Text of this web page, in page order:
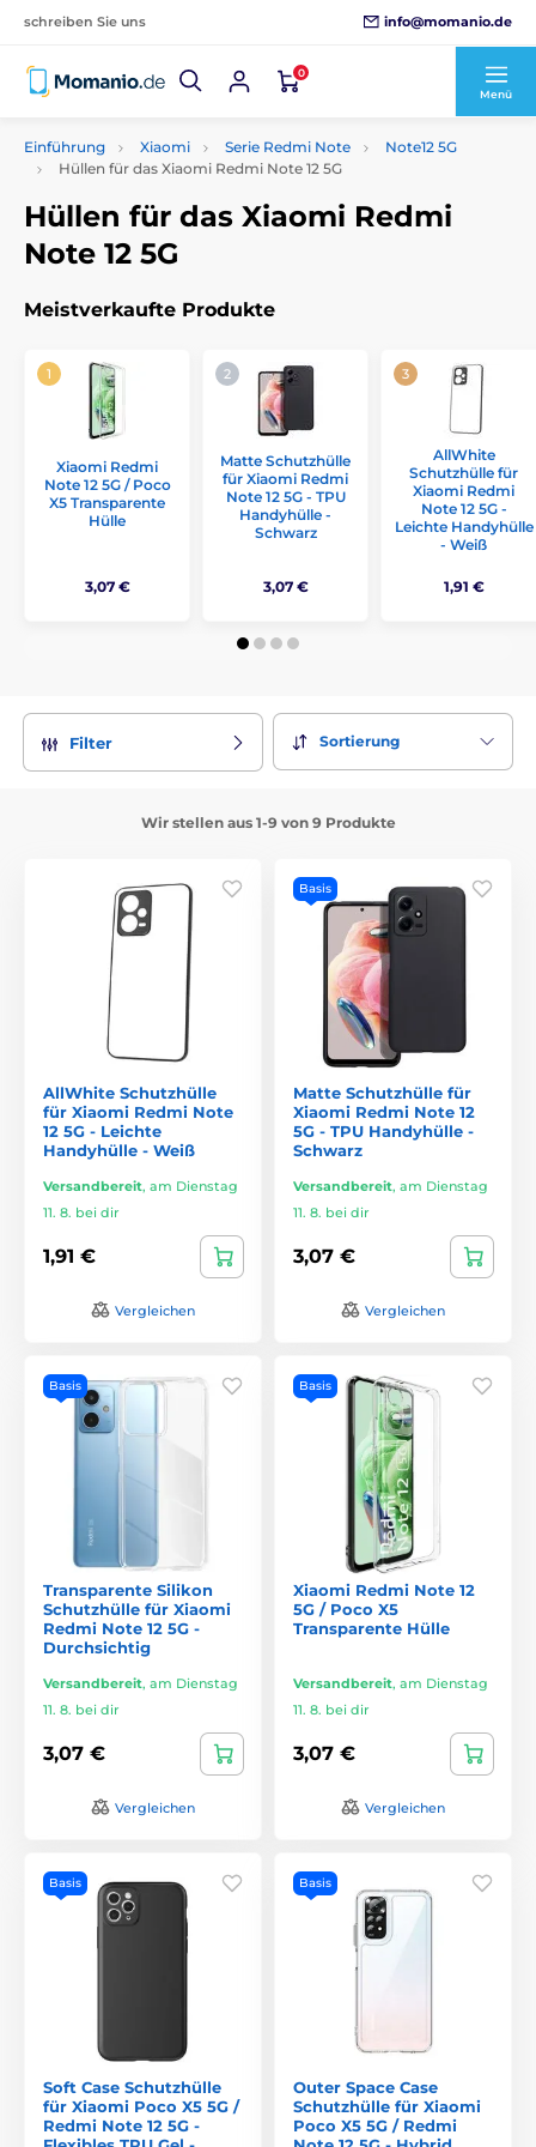
schreiben Sie uns info@momanio.de
0
Menü
Einführung Xiaomi Serie Redmi Note
Note12 5G
Hüllen für das Xiaomi Redmi Note 12 5G
Hüllen für das Xiaomi Redmi
Note 12 5G
Meistverkaufte Produkte
Xiaomi Redmi
Note 12 5G / Poco
X5 Transparente
Hülle
3,07 €
Matte Schutzhülle
für Xiaomi Redmi
Note 12 5G - TPU
Handyhülle -
Schwarz
3,07 €
AllWhite
Schutzhülle für
Xiaomi Redmi
Note 12 5G -
Leichte Handyhülle
- Weiß
1,91 €
Filter Sortierung
Wir stellen aus 1-9 von 9 Produkte
AllWhite Schutzhülle
für Xiaomi Redmi Note
12 5G - Leichte
Handyhülle - Weiß
Versandbereit, am Dienstag
11. 8. bei dir
1,91 €
Vergleichen
Basis
Matte Schutzhülle für
Xiaomi Redmi Note 12
5G - TPU Handyhülle -
Schwarz
Versandbereit, am Dienstag
11. 8. bei dir
3,07 €
Vergleichen
Basis
Transparente Silikon
Schutzhülle für Xiaomi
Redmi Note 12 5G -
Durchsichtig
Versandbereit, am Dienstag
11. 8. bei dir
3,07 €
Vergleichen
Basis
Xiaomi Redmi Note 12
5G / Poco X5
Transparente Hülle
Versandbereit, am Dienstag
11. 8. bei dir
3,07 €
Vergleichen
Basis
Soft Case Schutzhülle
für Xiaomi Poco X5 5G /
Redmi Note 12 5G -
Basis
Outer Space Case
Schutzhülle für Xiaomi
Poco X5 5G / Redmi